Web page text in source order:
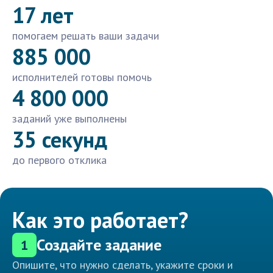
17 лет
помогаем решать ваши задачи
885 000
исполнителей готовы помочь
4 800 000
заданий уже выполнены
35 секунд
до первого отклика
Как это работает?
1 Создайте задание
Опишите, что нужно сделать, укажите сроки и